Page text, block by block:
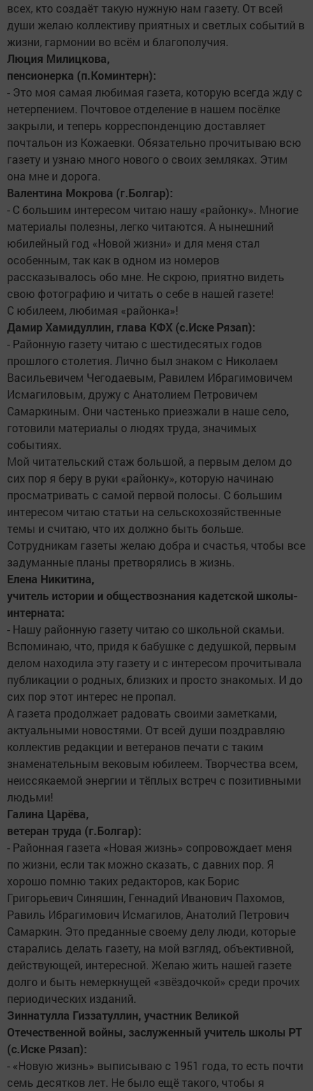
всех, кто создаёт такую нужную нам газету. От всей
души желаю коллективу приятных и светлых событий в
жизни, гармонии во всём и благополучия.
Люция Милицкова,
пенсионерка (п.Коминтерн):
- Это моя самая любимая газета, которую всегда жду с
нетерпением. Почтовое отделение в нашем посёлке
закрыли, и теперь корреспонденцию доставляет
почтальон из Кожаевки. Обязательно прочитываю всю
газету и узнаю много нового о своих земляках. Этим
она мне и дорога.
Валентина Мокрова (г.Болгар):
- С большим интересом читаю нашу «районку». Многие
материалы полезны, легко читаются. А нынешний
юбилейный год «Новой жизни» и для меня стал
особенным, так как в одном из номеров
рассказывалось обо мне. Не скрою, приятно видеть
свою фотографию и читать о себе в нашей газете!
С юбилеем, любимая «районка»!
Дамир Хамидуллин, глава КФХ (с.Иске Рязап):
- Районную газету читаю с шестидесятых годов
прошлого столетия. Лично был знаком с Николаем
Васильевичем Чегодаевым, Равилем Ибрагимовичем
Исмагиловым, дружу с Анатолием Петровичем
Самаркиным. Они частенько приезжали в наше село,
готовили материалы о людях труда, значимых
событиях.
Мой читательский стаж большой, а первым делом до
сих пор я беру в руки «районку», которую начинаю
просматривать с самой первой полосы. С большим
интересом читаю статьи на сельскохозяйственные
темы и считаю, что их должно быть больше.
Сотрудникам газеты желаю добра и счастья, чтобы все
задуманные планы претворялись в жизнь.
Елена Никитина,
учитель истории и обществознания кадетской школы-
интерната:
- Нашу районную газету читаю со школьной скамьи.
Вспоминаю, что, придя к бабушке с дедушкой, первым
делом находила эту газету и с интересом прочитывала
публикации о родных, близких и просто знакомых. И до
сих пор этот интерес не пропал.
А газета продолжает радовать своими заметками,
актуальными новостями. От всей души поздравляю
коллектив редакции и ветеранов печати с таким
знаменательным вековым юбилеем. Творчества всем,
неиссякаемой энергии и тёплых встреч с позитивными
людьми!
Галина Царёва,
ветеран труда (г.Болгар):
- Районная газета «Новая жизнь» сопровождает меня
по жизни, если так можно сказать, с давних пор. Я
хорошо помню таких редакторов, как Борис
Григорьевич Синяшин, Геннадий Иванович Пахомов,
Равиль Ибрагимович Исмагилов, Анатолий Петрович
Самаркин. Это преданные своему делу люди, которые
старались делать газету, на мой взгляд, объективной,
действующей, интересной. Желаю жить нашей газете
долго и быть немеркнущей «звёздочкой» среди прочих
периодических изданий.
Зиннатулла Гиззатуллин, участник Великой
Отечественной войны, заслуженный учитель школы РТ
(с.Иске Рязап):
- «Новую жизнь» выписываю с 1951 года, то есть почти
семь десятков лет. Не было ещё такого, чтобы я